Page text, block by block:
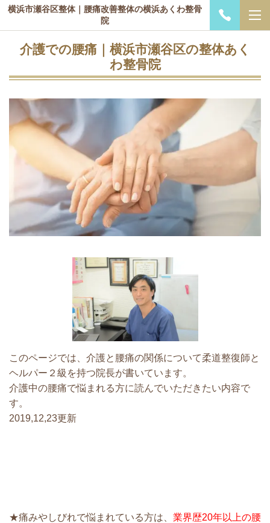
横浜市瀬谷区整体｜腰痛改善整体の横浜あくわ整骨
院
介護での腰痛｜横浜市瀬谷区の整体あく
わ整骨院
このページでは、介護と腰痛の関係について柔道整復師と
ヘルパー２級を持つ院長が書いています。
介護中の腰痛で悩まれる方に読んでいただきたい内容で
す。
2019,12,23更新
★痛みやしびれで悩まれている方は、 業界歴20年以上の腰